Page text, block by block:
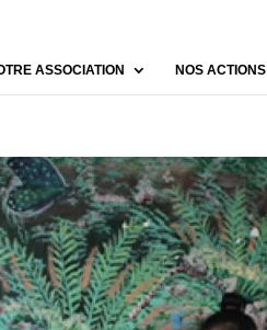
ASSOCIATION NOS ACTIONS